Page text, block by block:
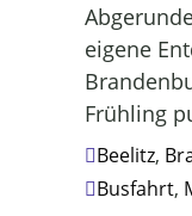
eigene
Frühling
Beelitz,
Busfahrt,